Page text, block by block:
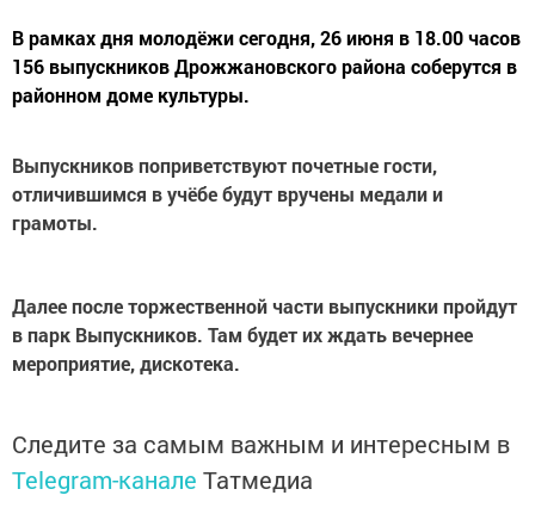
В рамках дня молодёжи сегодня, 26 июня в 18.00 часов
156 выпускников Дрожжановского района соберутся в
районном доме культуры.
Выпускников поприветствуют почетные гости,
отличившимся в учёбе будут вручены медали и
грамоты.
Далее после торжественной части выпускники пройдут
в парк Выпускников. Там будет их ждать вечернее
мероприятие, дискотека.
Следите за самым важным и интересным в
Telegram-канале Татмедиа